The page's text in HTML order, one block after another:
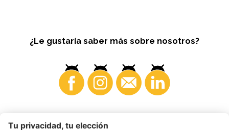
¿Le gustaría saber más sobre nosotros?
Consumidores